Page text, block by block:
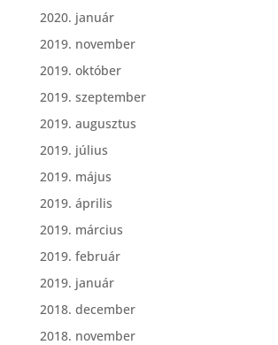
2020. január
2019. november
2019. október
2019. szeptember
2019. augusztus
2019. július
2019. május
2019. április
2019. március
2019. február
2019. január
2018. december
2018. november